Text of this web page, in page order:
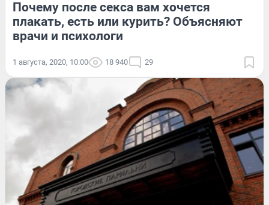
Почему после секса вам хочется
плакать, есть или курить? Объясняют
врачи и психологи
1 августа, 2020, 10:00 18 940 29